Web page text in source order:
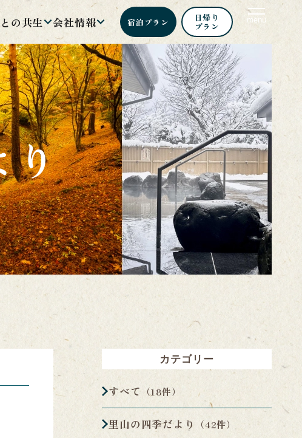
の共生 会社情報 宿泊 プラン 日帰り
プラン
り
カテゴリー
すべて （18件）
里山の四季だより （42件）
menu